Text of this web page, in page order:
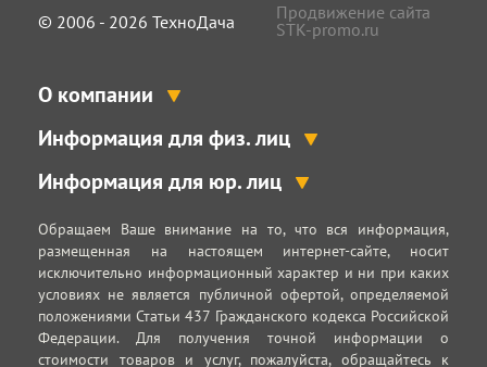
© 2006 - 2026 ТехноДача
Продвижение сайта
STK-promo.ru
О компании
Информация для физ. лиц
Информация для юр. лиц
Обращаем Ваше внимание на то, что вся информация,
размещенная на настоящем интернет-сайте, носит
исключительно информационный характер и ни при каких
условиях не является публичной офертой, определяемой
положениями Статьи 437 Гражданского кодекса Российской
Федерации. Для получения точной информации о
стоимости товаров и услуг, пожалуйста, обращайтесь к